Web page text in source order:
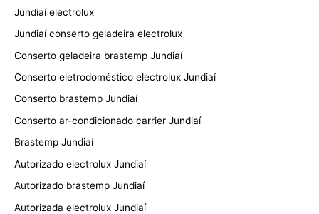
Jundiaí electrolux
Jundiaí conserto geladeira electrolux
Conserto geladeira brastemp Jundiaí
Conserto eletrodoméstico electrolux Jundiaí
Conserto brastemp Jundiaí
Conserto ar-condicionado carrier Jundiaí
Brastemp Jundiaí
Autorizado electrolux Jundiaí
Autorizado brastemp Jundiaí
Autorizada electrolux Jundiaí